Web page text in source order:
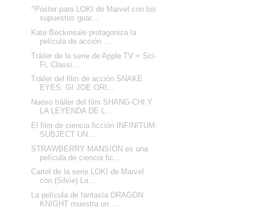
^Póster para LOKI de Marvel con los
supuestos guar...
Kate Beckinsale protagoniza la
película de acción ...
Tráiler de la serie de Apple TV + Sci-
Fi, Classi...
Tráiler del film de acción SNAKE
EYES: GI JOE ORI...
Nuevo tráiler del film SHANG-CHI Y
LA LEYENDA DE L...
El film de ciencia ficción INFINITUM:
SUBJECT UN...
STRAWBERRY MANSION es una
película de ciencia fic...
Cartel de la serie LOKI de Marvel
con (Silvie) La...
La película de fantasía DRAGON
KNIGHT muestra un ...